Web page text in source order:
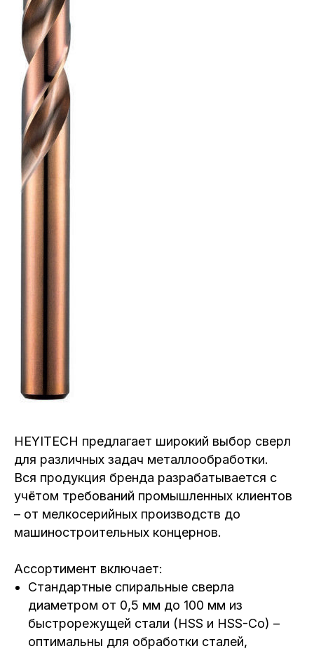
HEYITECH предлагает широкий выбор сверл
для различных задач металлообработки.
Вся продукция бренда разрабатывается с
учётом требований промышленных клиентов
– от мелкосерийных производств до
машиностроительных концернов.
Ассортимент включает:
Стандартные спиральные сверла
диаметром от 0,5 мм до 100 мм из
быстрорежущей стали (HSS и HSS-Co) –
оптимальны для обработки сталей,